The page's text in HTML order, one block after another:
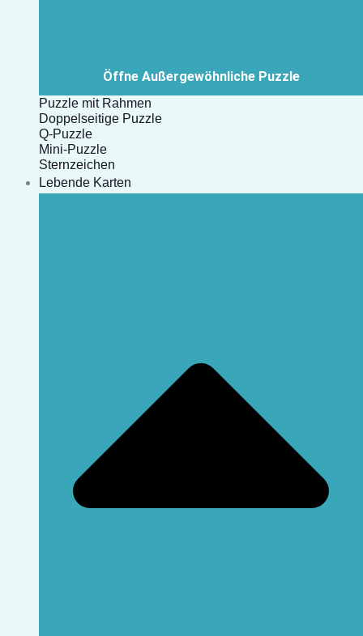
Öffne Außergewöhnliche Puzzle
Puzzle mit Rahmen
Doppelseitige Puzzle
Q-Puzzle
Mini-Puzzle
Sternzeichen
Lebende Karten